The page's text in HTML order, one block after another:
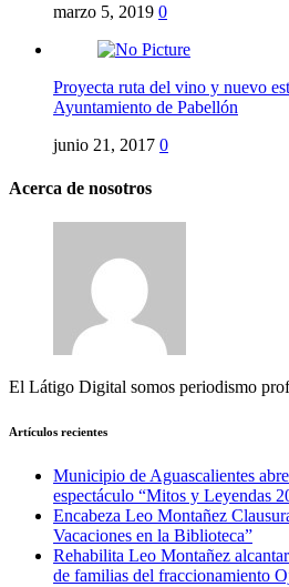
marzo 5, 2019 0
Proyecta ruta del vino y nuevo
Ayuntamiento de Pabellón
junio 21, 2017 0
Acerca de nosotros
El Látigo Digital somos periodismo
Artículos recientes
Municipio de Aguascalientes
espectáculo “Mitos y Leyendas
Encabeza Leo Montañez
Vacaciones en la Biblioteca”
Rehabilita Leo Montañez
de familias del fraccionamiento